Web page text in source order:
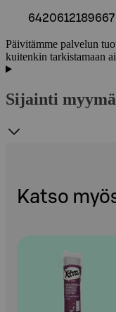
6420612189667
Päivitämme palvelun
kuitenkin tarkistamaan
Sijainti
Katso